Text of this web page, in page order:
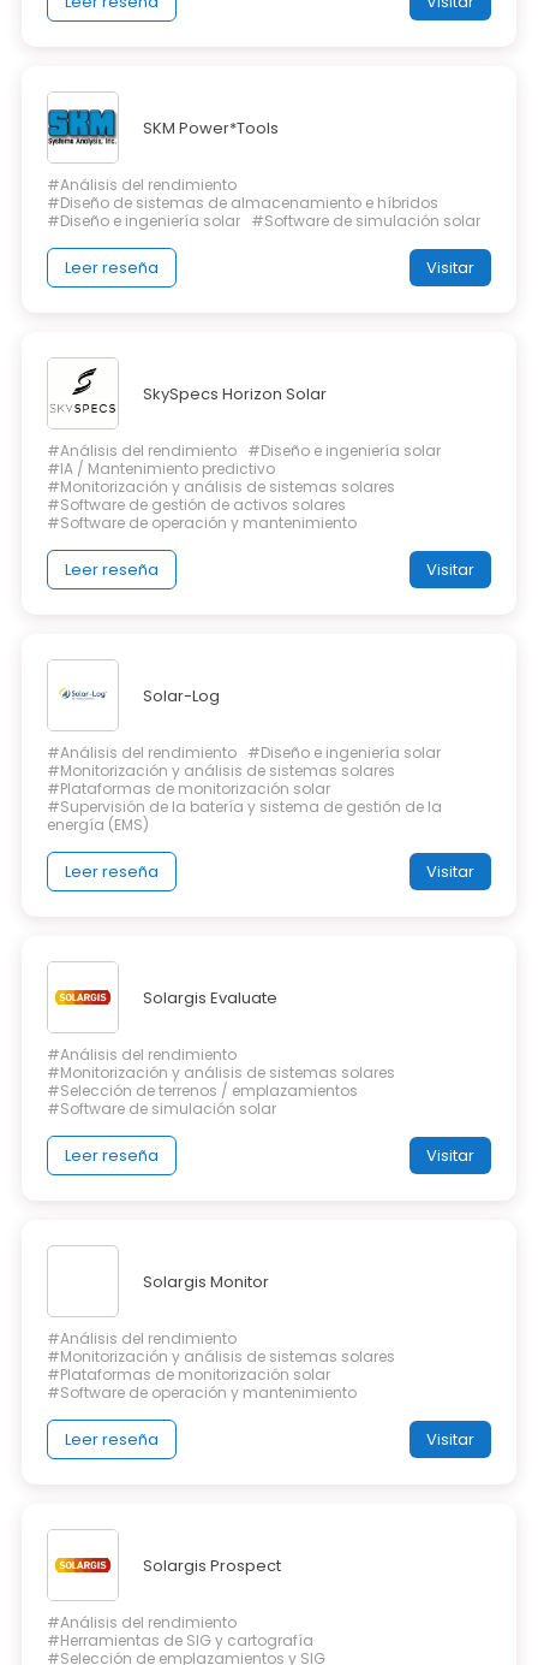
SKM Power*Tools
#Análisis del rendimiento
#Diseño de sistemas de almacenamiento e híbridos
#Diseño e ingeniería solar #Software de simulación solar
Leer reseña Visitar
SkySpecs Horizon Solar
#Análisis del rendimiento #Diseño e ingeniería solar
#IA / Mantenimiento predictivo
#Monitorización y análisis de sistemas solares
#Software de gestión de activos solares
#Software de operación y mantenimiento
Leer reseña Visitar
Solar-Log
#Análisis del rendimiento #Diseño e ingeniería solar
#Monitorización y análisis de sistemas solares
#Plataformas de monitorización solar
#Supervisión de la batería y sistema de gestión de la
energía (EMS)
Leer reseña Visitar
Solargis Evaluate
#Análisis del rendimiento
#Monitorización y análisis de sistemas solares
#Selección de terrenos / emplazamientos
#Software de simulación solar
Leer reseña Visitar
Solargis Monitor
#Análisis del rendimiento
#Monitorización y análisis de sistemas solares
#Plataformas de monitorización solar
#Software de operación y mantenimiento
Leer reseña Visitar
Solargis Prospect
#Análisis del rendimiento
#Herramientas de SIG y cartografía
#Selección de emplazamientos y SIG